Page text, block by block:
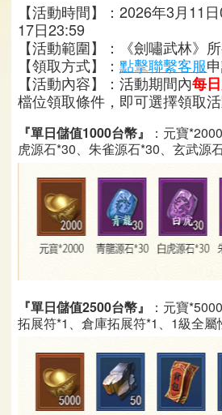
【活動時間】：2026年3月11
17日23:59
【活動範圍】：《劍嘯武林》
【領取方式】：點擊聯繫客服
【活動內容】：活動期間內每
檔位領取條件，即可選擇領取活
『單日儲值1000台幣』 ： 元寶
虎源石*30、朱雀源石*30、玄武源
『單日儲值2500台幣』 ： 元寶
拓展符*1、倉庫拓展符*1、1級全屬